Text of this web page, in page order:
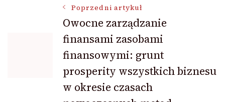
Nawigacja
wpisu
Poprzedni artykuł
Owocne zarządzanie
finansami zasobami
finansowymi: grunt
prosperity wszystkich biznesu
w okresie czasach